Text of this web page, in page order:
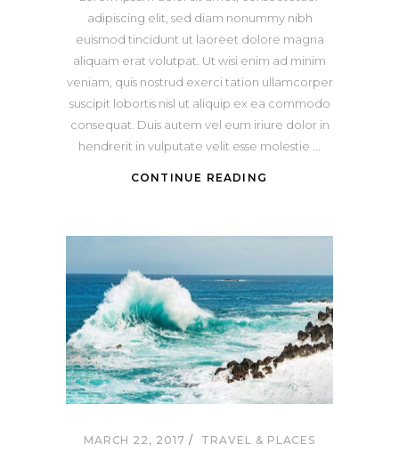
adipiscing elit, sed diam nonummy nibh
euismod tincidunt ut laoreet dolore magna
aliquam erat volutpat. Ut wisi enim ad minim
veniam, quis nostrud exerci tation ullamcorper
suscipit lobortis nisl ut aliquip ex ea commodo
consequat. Duis autem vel eum iriure dolor in
hendrerit in vulputate velit esse molestie
CONTINUE READING
MARCH 22, 2017 TRAVEL & PLACES